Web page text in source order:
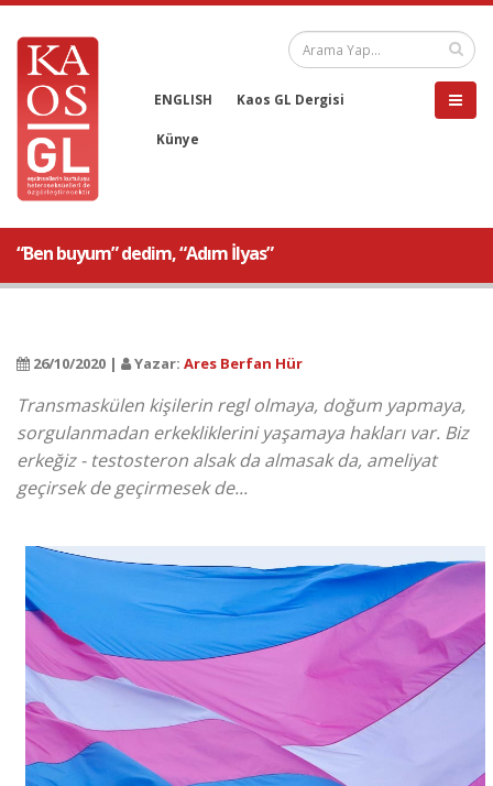
ENGLISH Kaos GL Dergisi
Künye
“Ben buyum” dedim, “Adım İlyas”
26/10/2020 | Yazar: Ares Berfan Hür
Transmaskülen kişilerin regl olmaya, doğum yapmaya,
sorgulanmadan erkekliklerini yaşamaya hakları var. Biz
erkeğiz - testosteron alsak da almasak da, ameliyat
geçirsek de geçirmesek de...